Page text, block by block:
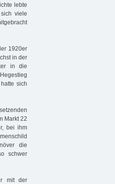
lebte
viele
1920er
in der
in die
sich
Markt 22
bei ihm
die
schwer
mit der